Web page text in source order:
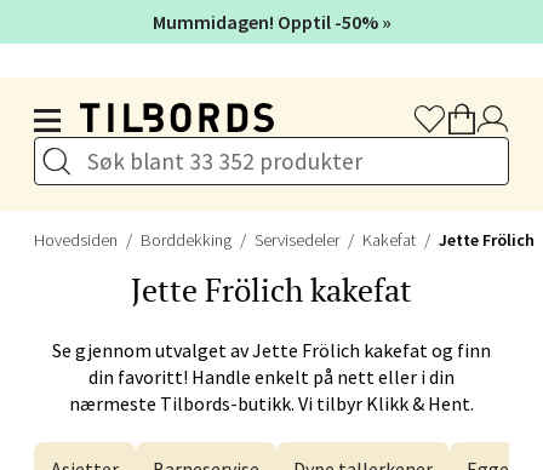
Hovedsiden Borddekking Servisedeler Kakefat Jette Frölich
Jette Frölichkakefat
Se gjennom utvalget avJette Frölich kakefat og finn
din favoritt! Handle enkelt på nett eller i din
nærmeste Tilbords-butikk. Vi tilbyr Klikk & Hent.
Mummidagen! Opptil -50% »
Bergen - Galleriet
Gjøvik - CC Gjøvik